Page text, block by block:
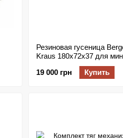
Резиновая гусеница
Kraus 180x72x37 для
экскаваторов
19 000 грн
Купить